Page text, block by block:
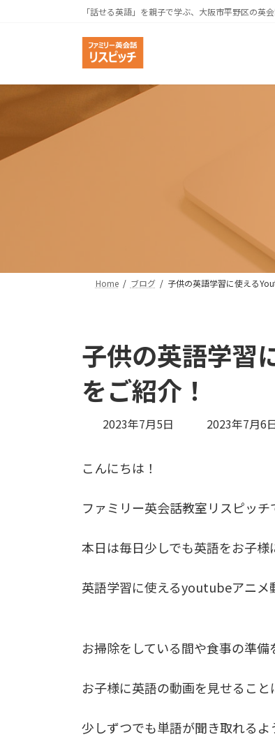
ツ
ッ
シ
移
「話せる英語」を親子で学ぶ、大阪市平野区の英
Home ブログ 子供の英語学習に使える
子供の英語学習
をご紹介！
2023年7月5日
最
時
:
2023年7月6
こんにちは！
ファミリー英会話教室リスピッチ
本日は毎日少しでも英語をお子様
英語学習に使えるyoutubeアニメ
お掃除をしている間や食事の準
お子様に英語の動画を見せるこ
少しずつでも単語が聞き取れる